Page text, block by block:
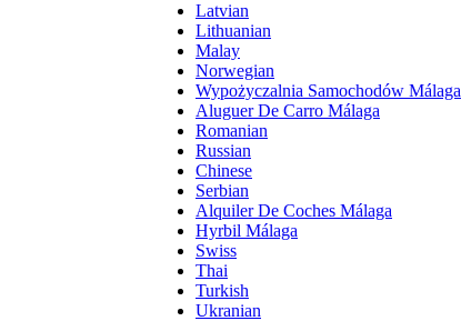
Latvian
Lithuanian
Malay
Norwegian
Wypożyczalnia Samochodów Málaga
Aluguer De Carro Málaga
Romanian
Russian
Chinese
Serbian
Alquiler De Coches Málaga
Hyrbil Málaga
Swiss
Thai
Turkish
Ukranian